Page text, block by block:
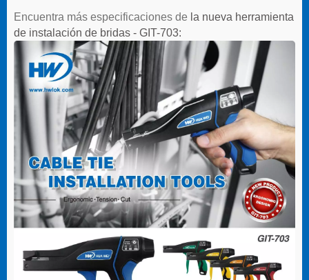
Encuentra más especificaciones de la nueva herramienta
de instalación de bridas - GIT-703: